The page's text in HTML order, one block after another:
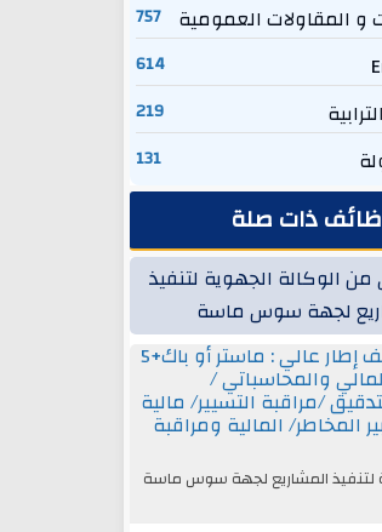
المقاولات العمومية 757
614
219
131
ذات صلة
الوكالة الجهوية لتنفيذ
لجهة سوس ماسة
مباراة لتوظيف إطار عالي : ماستر أو باك+5
والمحاسباتي /
/مراقبة التسيير/ مالية
المخاطر/ المالية ومراقبة
لتنفيذ المشاريع لجهة سوس ماسة